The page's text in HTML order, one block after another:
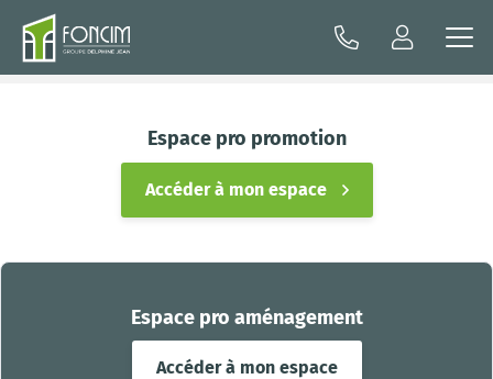
Espace pro aménagement
Accéder à mon espace
Espace pro promotion
Accéder à mon espace